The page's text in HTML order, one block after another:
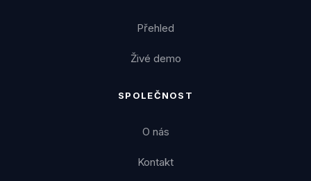
Přehled
Živé demo
SPOLEČNOST
O nás
Kontakt